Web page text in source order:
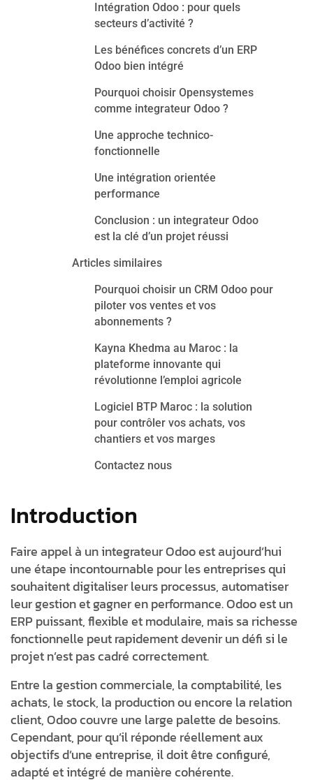
Intégration Odoo : pour quels
secteurs d’activité ?
Les bénéfices concrets d’un ERP
Odoo bien intégré
Pourquoi choisir Opensystemes
comme integrateur Odoo ?
Une approche technico-
fonctionnelle
Une intégration orientée
performance
Conclusion : un integrateur Odoo
est la clé d’un projet réussi
Articles similaires
Pourquoi choisir un CRM Odoo pour
piloter vos ventes et vos
abonnements ?
Kayna Khedma au Maroc : la
plateforme innovante qui
révolutionne l’emploi agricole
Logiciel BTP Maroc : la solution
pour contrôler vos achats, vos
chantiers et vos marges
Contactez nous
Introduction
Faire appel à unintegrateur Odooest aujourd’hui
une étape incontournable pour les entreprises qui
souhaitent digitaliser leurs processus, automatiser
leur gestion et gagner en performance. Odoo est un
ERP puissant, flexible et modulaire, mais sa richesse
fonctionnelle peut rapidement devenir un défi si le
projet n’est pas cadré correctement.
Entre la gestion commerciale, la comptabilité, les
achats, le stock, la production ou encore la relation
client, Odoo couvre une large palette de besoins.
Cependant, pour qu’il réponde réellement aux
objectifs d’une entreprise, il doit être configuré,
adapté et intégré de manière cohérente.